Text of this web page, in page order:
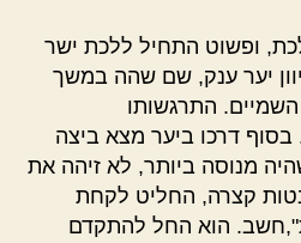
ופשוט התחיל ללכת ישר
יער ענק, שם שהה במשך
השמיים. התרגשותו
בסוף דרכו ביער מצא ביצה
מנוסה ביותר, לא זיהה את
קצרה, החליט לקחת
הוא החל להתקדם